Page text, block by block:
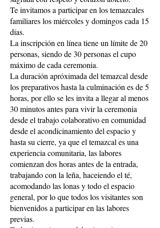
Te invitamos a participar en los temazcales
familiares los miércoles y domingos cada 15
días.
La inscripción en línea tiene un límite de 20
personas, siendo de 30 personas el cupo
máximo de cada ceremonia.
La duración apróximada del temazcal desde
los preparativos hasta la culminación es de 5
horas, por ello se les invita a llegar al menos
30 minutos antes para vivir la ceremonia
desde el trabajo colaborativo en comunidad
desde el acondicinamiento del espacio y
hasta su cierre, ya que el temazcal es una
experiencia comunitaria, las labores
comienzan dos horas antes de la entrada,
trabajando con la leña, haceiendo el té,
acomodando las lonas y todo el espacio
general, por lo que todos los visitantes son
bienvenidos a participar en las labores
previas.